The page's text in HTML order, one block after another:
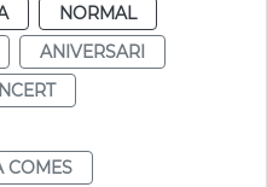
NORMAL
ANIVERSARI
COMES